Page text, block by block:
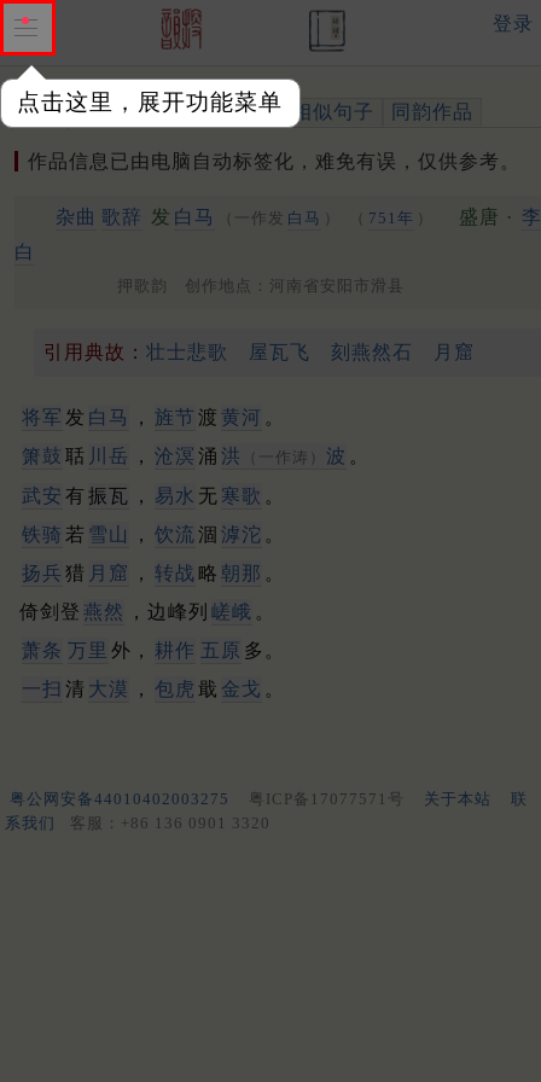
点击这里，展开功能菜单
登录
作品 标注四声 出处、引用 相似句子 同韵作品
作品信息已由电脑自动标签化，难免有误，仅供参考。
杂曲 歌辞 发 白马 （一作发 白马 ） （ 751年 ） 盛唐 ·
李
白
押歌韵 创作地点：河南省安阳市滑县
引用典故： 壮士悲歌 屋瓦飞 刻燕然石 月窟
将军 发 白马 ， 旌节 渡 黄河 。
箫鼓 聒 川岳 ， 沧溟 涌 洪 （一作涛） 波 。
武安 有 振瓦 ， 易水 无 寒歌 。
铁骑 若 雪山 ， 饮流 涸 滹沱 。
扬兵 猎 月窟 ， 转战 略 朝那 。
倚剑登 燕然 ，边峰列 嵯峨 。
萧条 万里 外， 耕作 五原 多。
一扫 清 大漠 ， 包虎 戢 金戈 。
粤公网安备44010402003275 粤ICP备17077571号 关于本站
联
系我们
客服：+86 136 0901 3320